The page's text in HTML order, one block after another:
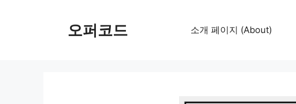
오퍼코드 소개 페이지 (About)